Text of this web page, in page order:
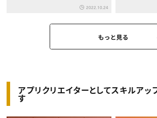
2022.10.24
アプリクリエイターとしてスキルアッ
す